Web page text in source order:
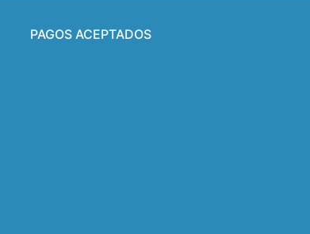
PAGOS ACEPTADOS